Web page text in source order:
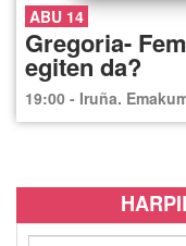
ABU 14
Gregoria-
egiten da?
19:00 - Iruña.